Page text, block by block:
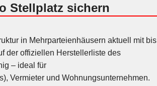
Stellplatz sichern
in Mehrparteienhäusern aktuell mit bis
der offiziellen Herstellerliste des
– ideal für
Vermieter und Wohnungsunternehmen.